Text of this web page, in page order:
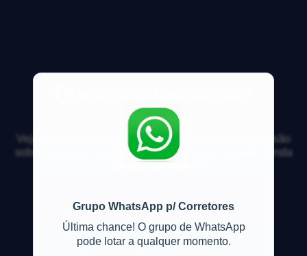
Grupo WhatsApp p/ Corretores
Última chance! O grupo de WhatsApp
pode lotar a qualquer momento.
Veja respostas de especialistas e participe da discussão
sobre mercado imobiliário, financiamento, compra, venda
e locação de imóveis